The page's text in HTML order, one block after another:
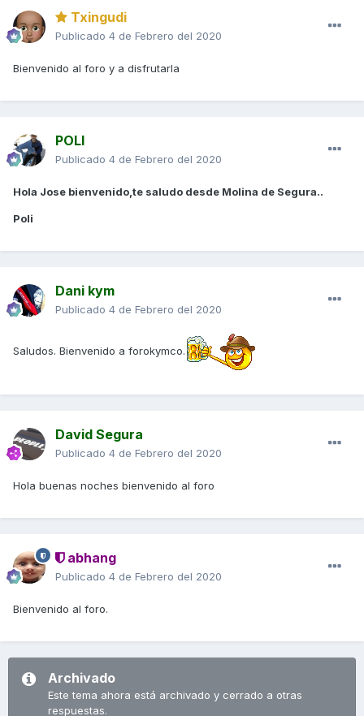
Txingudi
Publicado 4 de Febrero del 2020
Bienvenido al foro y a disfrutarla
POLI
Publicado 4 de Febrero del 2020
Hola Jose bienvenido,te saludo desde Molina de Segura..
Poli
Dani kym
Publicado 4 de Febrero del 2020
Saludos. Bienvenido a forokymco.
David Segura
Publicado 4 de Febrero del 2020
Hola buenas noches bienvenido al foro
abhang
Publicado 4 de Febrero del 2020
Bienvenido al foro.
Archivado
Este tema ahora está archivado y cerrado a otras
respuestas.